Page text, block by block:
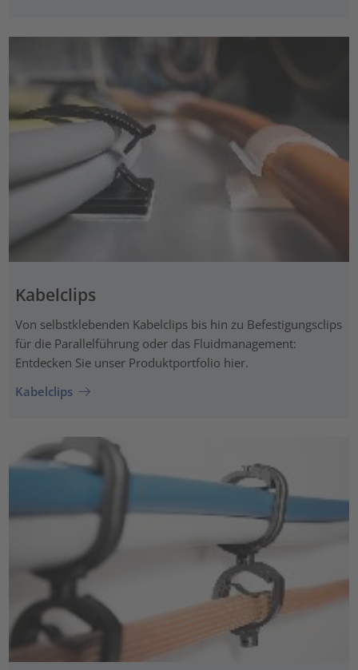
Kabelclips
Von selbstklebenden Kabelclips bis hin zu Befestigungsclips
für die Parallelführung oder das Fluidmanagement:
Entdecken Sie unser Produktportfolio hier.
Kabelclips